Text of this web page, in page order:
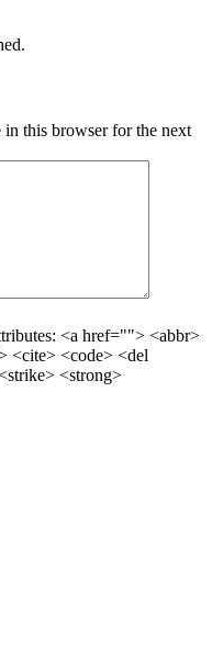
in this browser for the next
<a href=""> <abbr>
<cite> <code> <del
<strong>